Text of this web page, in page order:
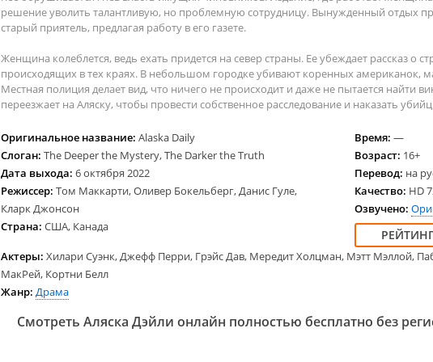
2024
2022
2021
2020
Английские
Американские
Французские
Военные
Драмы
Исторические
Комедии
Спорт
2023
решение уволить талантливую, но проблемную сотрудницу. Вынужденный отдых
старый приятель, предлагая работу в его газете.
Женщина колеблется, ведь ехать придется на север страны. Ее убеждает рассказ о
происходящих в тех краях. В небольшом городке убивают коренных американок,
Местная полиция делает вид, что ничего не происходит и даже не пытается найти
переезжает на Аляску, чтобы провести собственное расследование и наказать
Оригинальное название: Alaska Daily
Слоган: The Deeper the Mystery, The Darker the Truth
Дата выхода: 6 октября 2022
Режиссер: Том Маккарти, Оливер Бокельберг, Данис Гуле,
Кларк Джонсон
Страна: США, Канада
Время: —
Возраст: 16+
Перевод: на
Качество: HD
Озвучено:
Актеры: Хилари Суэнк, Джефф Перри, Грэйс Дав, Мередит Холцман, Мэтт Мэллой,
МакРей, Кортни Белл
Жанр: Драма
Смотреть Аляска Дэйли онлайн полностью бесплатно без